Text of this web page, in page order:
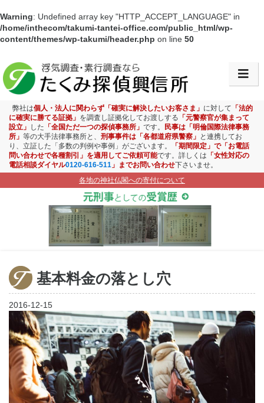
Warning: Undefined array key "HTTP_ACCEPT_LANGUAGE" in
/home/inthecom/takumi-tantei-office.com/public_html/wp-
content/themes/wp-takumi/header.php on line 50
会社情報・アクセス
素行調査
盗聴盗撮調査
ストーカー対策
お子様見守り調査
企業調査
家出調査
ご利用の流れ
お客様の声
よくあるご質問
弊社は個人・法人に関わらず「確実に解決したいお客さま」 に対して 「法的
に確実に勝てる証拠」 を調査し証拠化してお渡しする 「元警察官が集まって
設立」 した 「全国ただ一つの探偵事務所」 です。
民事は「明倫国際法律事務
所」 等の大手法律事務所と、 刑事事件は「各都道府県警察」 と連携してお
り、立証した「多数の判例や事例」がございます。
「期間限定」で「お電話
問い合わせで各種割引」を適用してご依頼可能です。詳しくは 「女性対応の
電話相談ダイヤル0120-616-511 」までお問い合わせ下さいませ。
各地の神社仏閣への寄付について
基本料金の落とし穴
2016-12-15